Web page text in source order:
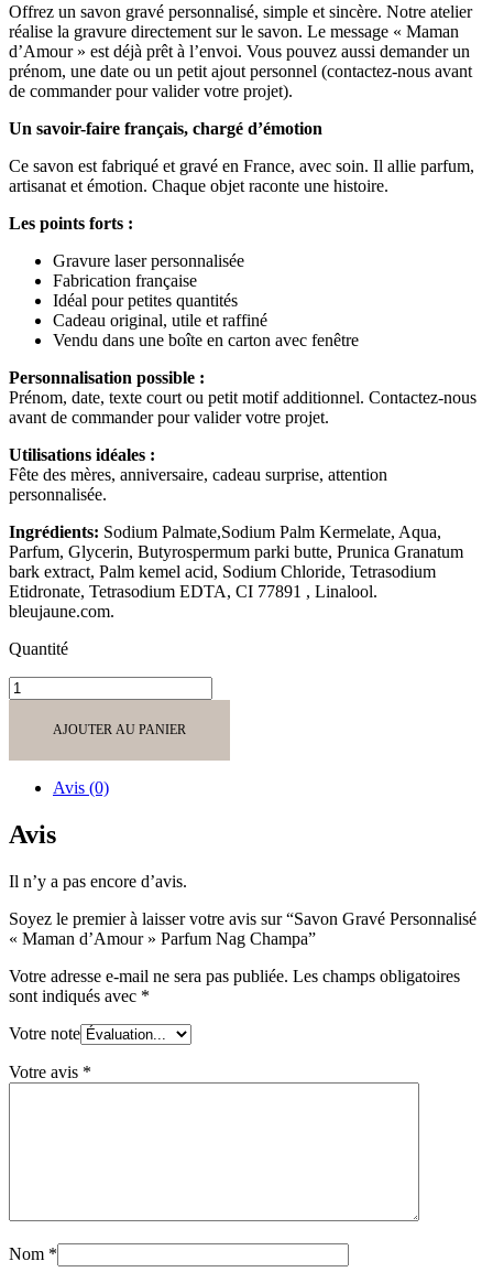
Offrez un savon gravé personnalisé, simple et sincère. Notre atelier
réalise la gravure directement sur le savon. Le message « Maman
d’Amour » est déjà prêt à l’envoi. Vous pouvez aussi demander un
prénom, une date ou un petit ajout personnel (contactez-nous avant
de commander pour valider votre projet).
Un savoir-faire français, chargé d’émotion
Ce savon est fabriqué et gravé en France, avec soin. Il allie parfum,
artisanat et émotion. Chaque objet raconte une histoire.
Les points forts :
Gravure laser personnalisée
Fabrication française
Idéal pour petites quantités
Cadeau original, utile et raffiné
Vendu dans une boîte en carton avec fenêtre
Personnalisation possible :
Prénom, date, texte court ou petit motif additionnel. Contactez-nous
avant de commander pour valider votre projet.
Utilisations idéales :
Fête des mères, anniversaire, cadeau surprise, attention
personnalisée.
Ingrédients: Sodium Palmate,Sodium Palm Kermelate, Aqua,
Parfum, Glycerin, Butyrospermum parki butte, Prunica Granatum
bark extract, Palm kemel acid, Sodium Chloride, Tetrasodium
Etidronate, Tetrasodium EDTA, CI 77891 , Linalool.
bleujaune.com.
Quantité
quantité
de
Personnalisé
"Maman
Parfum
Nag
AJOUTER AU PANIER
Avis (0)
Avis
Il n’y a pas encore d’avis.
Soyez le premier à laisser votre avis sur “Savon Gravé Personnalisé
« Maman d’Amour » Parfum Nag Champa”
Votre adresse e-mail ne sera pas publiée. Les champs obligatoires
sont indiqués avec *
Votre note
Votre avis *
Nom *